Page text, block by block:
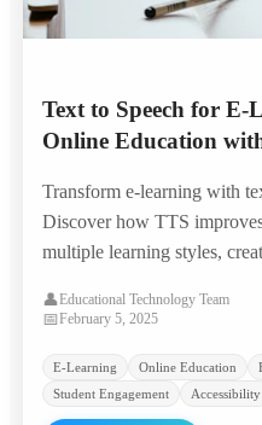
Text to Speech for E-
Online Education
Transform e-learning with
Discover how TTS
multiple learning styles,
👤Educational Technology Team
📅February 5, 2025
E-Learning Online Education
Student Engagement
Accessibility